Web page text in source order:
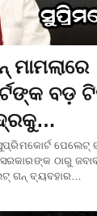
ମାମଲାରେ
ବଡ଼
ପେଲେଟ୍
ଠାରୁ
ଗନ୍ ବ୍ୟବହାର…